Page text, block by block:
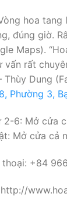
hoa
đúng giờ.
Maps).
rất
Thùy Dung
Phường 3,
2-6: Mở cửa
Mở cửa cả
thoại: +84
http://